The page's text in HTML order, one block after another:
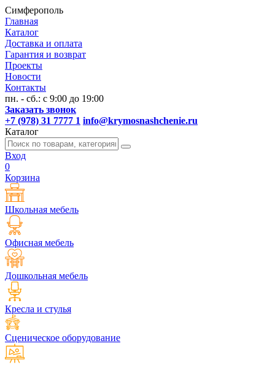
Симферополь
Главная
Каталог
Доставка и оплата
Гарантия и возврат
Проекты
Новости
Контакты
пн. - сб.: с 9:00 до 19:00
Заказать звонок
+7 (978) 31 7777 1 info@krymosnashchenie.ru
Каталог
Вход
0
Корзина
Школьная мебель
Офисная мебель
Дошкольная мебель
Кресла и стулья
Сценическое оборудование